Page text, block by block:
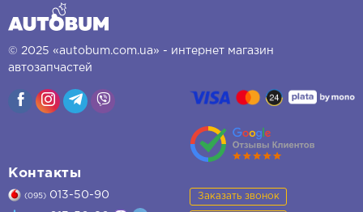
© 2025 «autobum.com.ua» - интернет магазин
автозапчастей
Контакты
(095) 013-50-90 Заказать звонок